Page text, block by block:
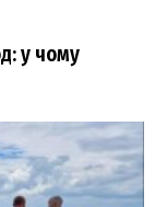
у чому